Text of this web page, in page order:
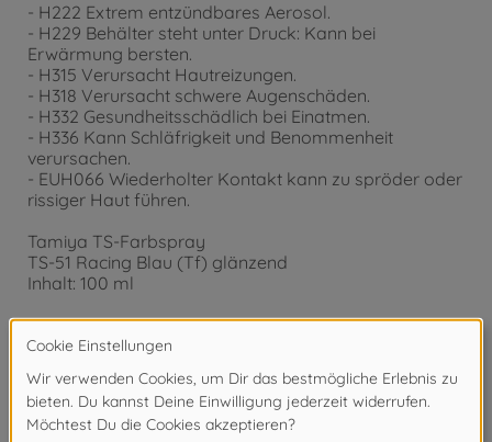
- H222 Extrem entzündbares Aerosol.
- H229 Behälter steht unter Druck: Kann bei
Erwärmung bersten.
- H315 Verursacht Hautreizungen.
- H318 Verursacht schwere Augenschäden.
- H332 Gesundheitsschädlich bei Einatmen.
- H336 Kann Schläfrigkeit und Benommenheit
verursachen.
- EUH066 Wiederholter Kontakt kann zu spröder oder
rissiger Haut führen.
Tamiya TS-Farbspray
TS-51 Racing Blau (Tf) glänzend
Inhalt: 100 ml
Für ein glänzendes Oberflächenfinish, verwenden Sie
TS-13 Klarlack glänzend (300085013)
Achtung!Nicht für Kinder unter 14 Jahren geeignet.